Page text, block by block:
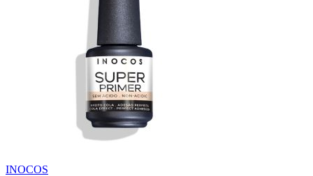
INOCOS